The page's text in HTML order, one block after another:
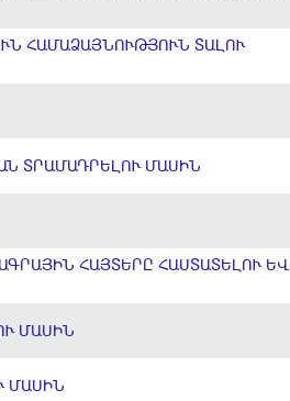
ՀԱՄԱՁԱՅՆՈՒԹՅՈՒՆ ՏԱԼՈՒ
ՏՐԱՄԱԴՐԵԼՈՒ ՄԱՍԻՆ
ՀԱՅՏԵՐԸ ՀԱՍՏԱՏԵԼՈՒ ԵՎ
ՄԱՍԻՆ
ՄԱՍԻՆ